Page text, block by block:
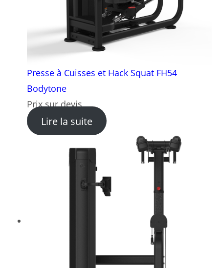
Presse à Cuisses et Hack Squat FH54
Bodytone
Prix sur devis
Lire la suite: Presse à Cuisses et Hack